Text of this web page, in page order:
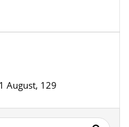
August, 129